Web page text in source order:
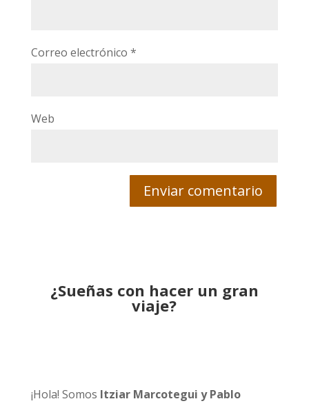
Correo electrónico *
Web
¿Sueñas con hacer un gran
viaje?
¡Hola! Somos Itziar Marcotegui y Pablo